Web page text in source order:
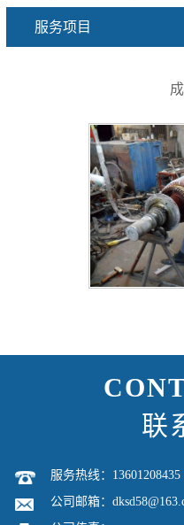
服务项目
联
服务热线：13601208435
公司邮箱：